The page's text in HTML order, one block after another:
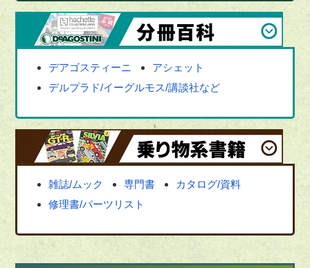
デアゴスティーニ
アシェット
デルプラド/イーグルモス/講談社など
雑誌/ムック 専門書
カタログ/資料
修理書/パーツリスト